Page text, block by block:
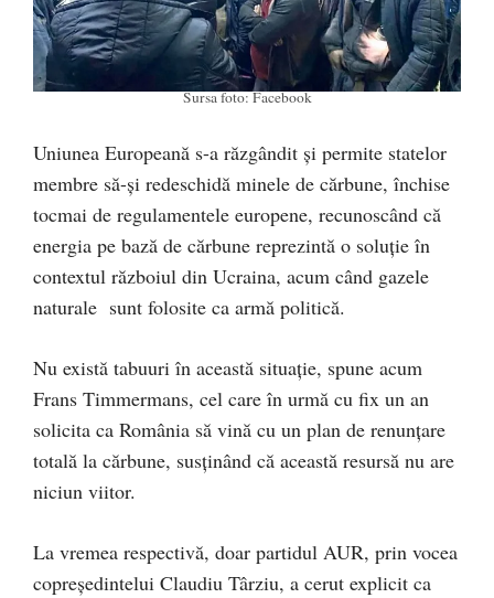
Sursa foto: Facebook
Uniunea Europeană s-a răzgândit și permite statelor
membre să-și redeschidă minele de cărbune, închise
tocmai de regulamentele europene, recunoscând că
energia pe bază de cărbune reprezintă o soluție în
contextul războiul din Ucraina, acum când gazele
naturale sunt folosite ca armă politică.
Nu există tabuuri în această situație, spune acum
Frans Timmermans, cel care în urmă cu fix un an
solicita ca România să vină cu un plan de renunţare
totală la cărbune, susținând că această resursă nu are
niciun viitor.
La vremea respectivă, doar partidul AUR, prin vocea
copreședintelui Claudiu Târziu, a cerut explicit ca